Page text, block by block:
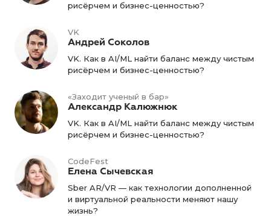
рисёрчем и бизнес-ценностью?
VK
Андрей Соколов
VK. Как в AI/ML найти баланс между чистым
рисёрчем и бизнес-ценностью?
«Заходит ученый в бар»
Александр Калюжнюк
VK. Как в AI/ML найти баланс между чистым
рисёрчем и бизнес-ценностью?
CodeFest
Елена Сычевская
Sber AR/VR — как технологии дополненной
и виртуальной реальности меняют нашу
жизнь?